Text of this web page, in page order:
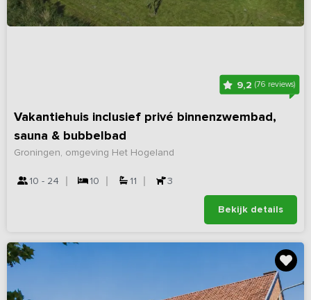
9,2 (76 reviews)
Vakantiehuis inclusief privé binnenzwembad,
sauna & bubbelbad
Groningen, omgeving Het Hogeland
10 - 24 10 11 3
Bekijk details